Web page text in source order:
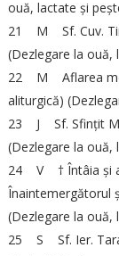
ouă, lactate și
21 M Sf. Cuv.
(Dezlegare la ouă,
22 M Aflarea
aliturgică)
23 J Sf. Sfințit
(Dezlegare la ouă,
24 V † Întâia și a
Înaintemergătorul
(Dezlegare la ouă,
25 S Sf. Ier.